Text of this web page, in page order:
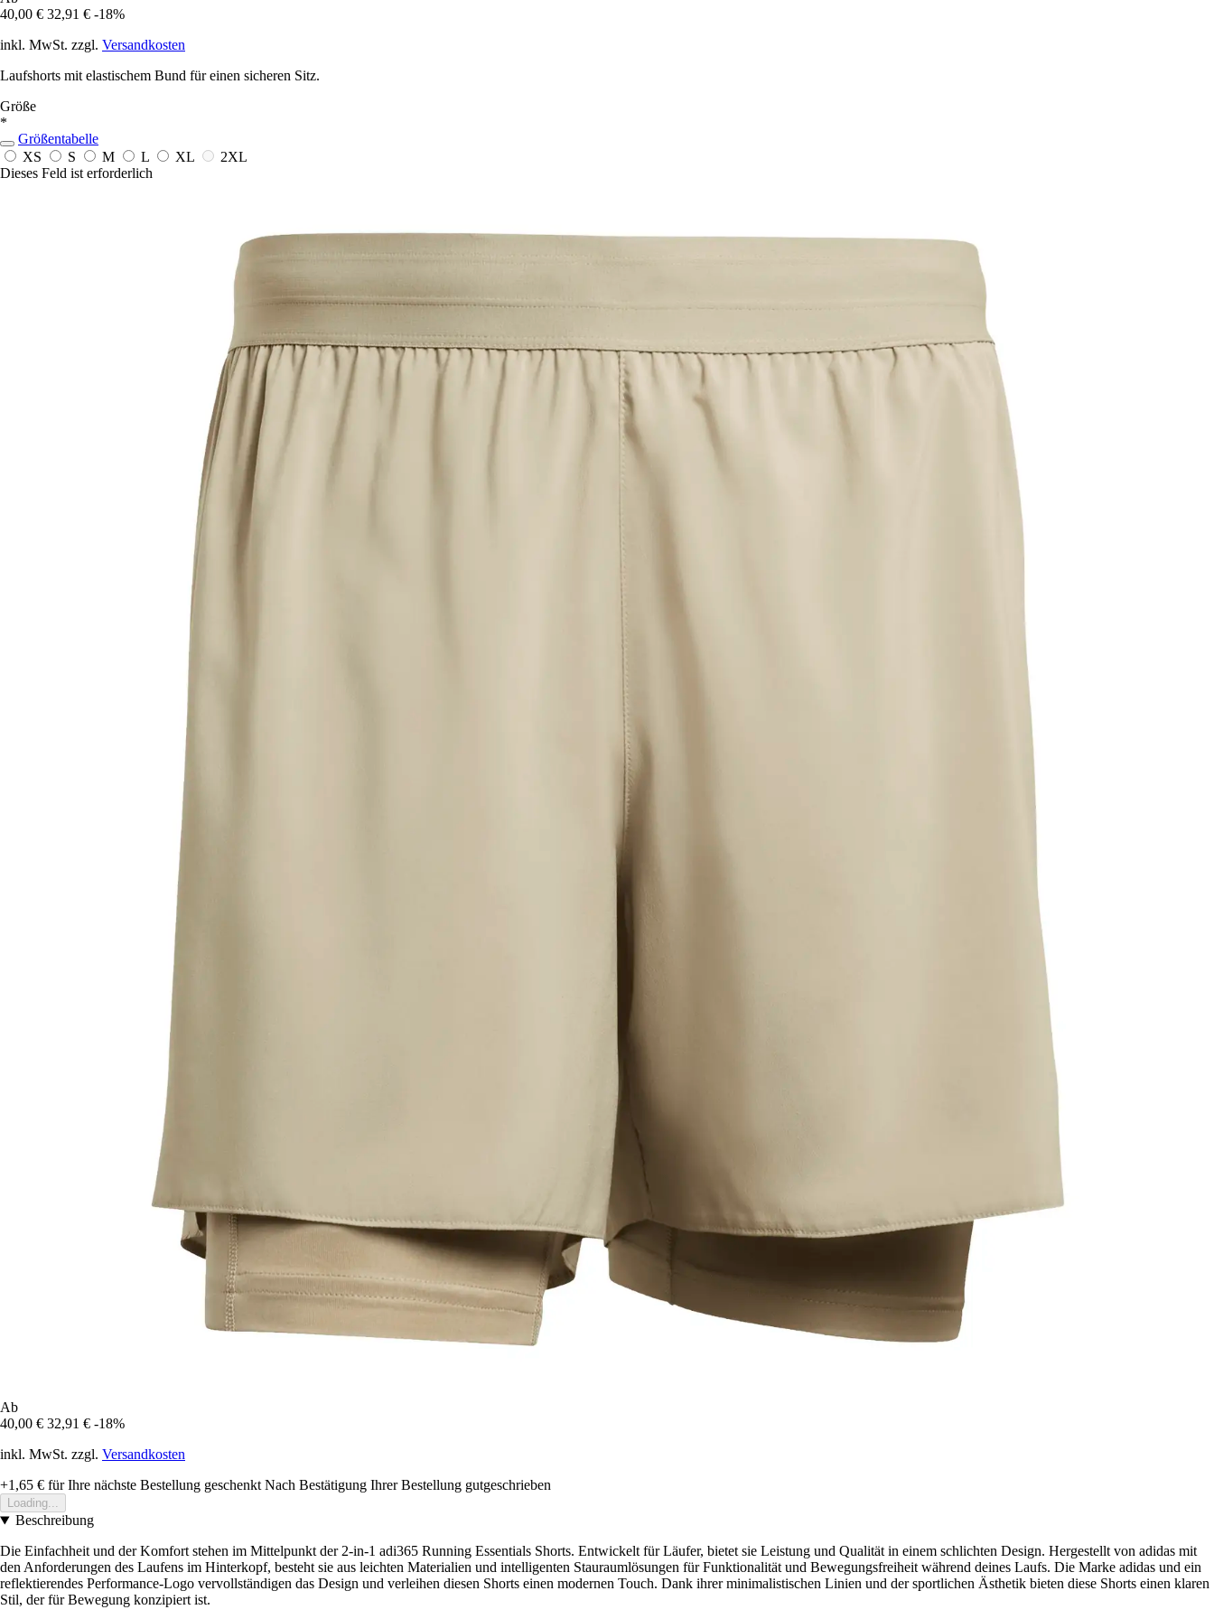
40,00 € 32,91 € -18%
inkl. MwSt. zzgl. Versandkosten
Laufshorts mit elastischem Bund für einen sicheren Sitz.
Größe
*
Größentabelle
XS
S M L XL
2XL
Dieses Feld ist erforderlich
Ab
40,00 € 32,91 € -18%
inkl. MwSt. zzgl. Versandkosten
+1,65 € für Ihre nächste Bestellung geschenkt Nach Bestätigung Ihrer Bestellung gutgeschrieben
Loading...
Beschreibung
Die Einfachheit und der Komfort stehen im Mittelpunkt der 2-in-1 adi365 Running Essentials Shorts. Entwickelt für Läufer, bietet sie Leistung und Qualität in einem schlichten Design. Hergestellt von adidas mit
den Anforderungen des Laufens im Hinterkopf, besteht sie aus leichten Materialien und intelligenten Stauraumlösungen für Funktionalität und Bewegungsfreiheit während deines Laufs. Die Marke adidas und ein
reflektierendes Performance-Logo vervollständigen das Design und verleihen diesen Shorts einen modernen Touch. Dank ihrer minimalistischen Linien und der sportlichen Ästhetik bieten diese Shorts einen klaren
Stil, der für Bewegung konzipiert ist.